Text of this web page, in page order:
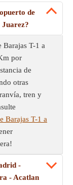
de
T-1 a
por
de
otras
tren y
Barajas T-1 a
-
- Acatlan